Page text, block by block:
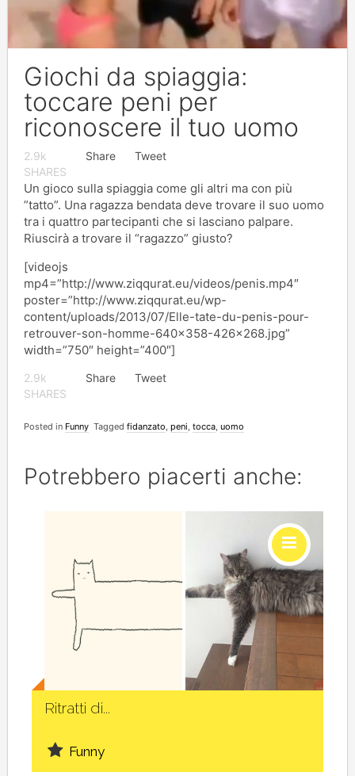
Giochi da spiaggia:
toccare peni per
riconoscere il tuo uomo
2.9k
SHARES
Share Tweet
Un gioco sulla spiaggia come gli altri ma con più
”tatto”. Una ragazza bendata deve trovare il suo uomo
tra i quattro partecipanti che si lasciano palpare.
Riuscirà a trovare il “ragazzo” giusto?
[videojs
mp4=”http://www.ziqqurat.eu/videos/penis.mp4″
poster=”http://www.ziqqurat.eu/wp-
content/uploads/2013/07/Elle-tate-du-penis-pour-
retrouver-son-homme-640×358-426×268.jpg”
width=”750″ height=”400″]
2.9k
SHARES
Share Tweet
Posted in Funny Tagged fidanzato, peni, tocca, uomo
Potrebbero piacerti anche:
Ritratti di...
Funny